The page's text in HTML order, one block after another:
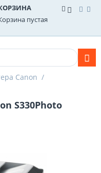
пустая
Canon /
S330Photo